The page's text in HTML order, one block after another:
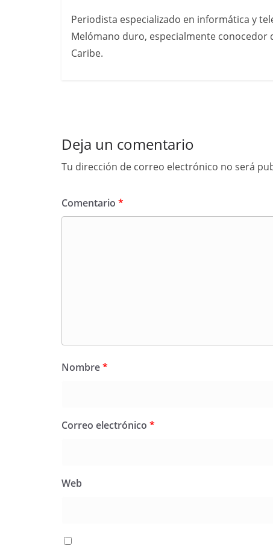
Periodista especializado en informática y
Melómano duro, especialmente conocedor
Caribe.
Deja un comentario
Tu dirección de correo electrónico no será
Comentario *
Nombre*
Correo electrónico *
Web